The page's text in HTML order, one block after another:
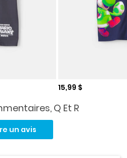
Prix de solde
15,99 $
Q Et R
un avis